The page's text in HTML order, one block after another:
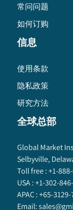
常问问题
如何订购
信息
使用条款
隐私政策
研究方法
全球总部
Global Market
Selbyville,
Toll free :+1-
USA :+1-302-
APAC :+65-3129-
Email: